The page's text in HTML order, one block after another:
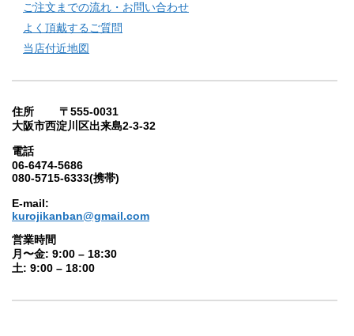
ご注文までの流れ・お問い合わせ
よく頂戴するご質問
当店付近地図
住所 〒555-0031
大阪市西淀川区出来島2-3-32
電話
06-6474-5686
080-5715-6333(携帯)
E-mail:
kurojikanban@gmail.com
営業時間
月〜金: 9:00 – 18:30
土: 9:00 – 18:00